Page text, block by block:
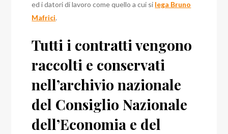
ed i datori di lavoro come quello a cui si lega Bruno
Mafrici.
Tutti i contratti vengono
raccolti e conservati
nell’archivio nazionale
del Consiglio Nazionale
dell’Economia e del